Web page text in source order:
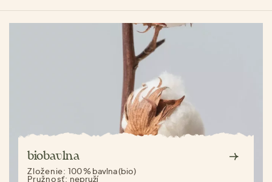
biobavlna
Zloženie: 100 % bavlna (bio)
Pružnosť: nepruží